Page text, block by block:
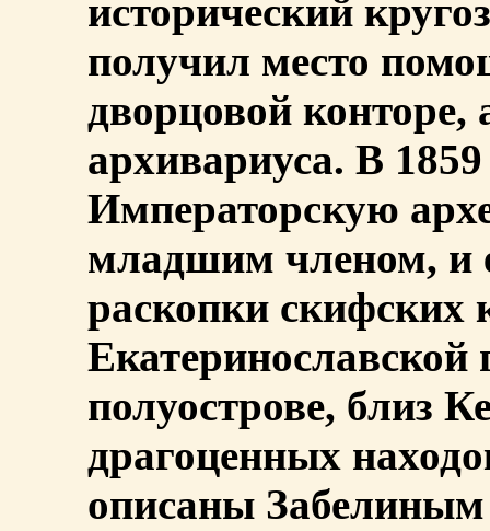
исторический
получил место
дворцовой конторе,
архивариуса. В
Императорскую
младшим членом, и
раскопки скифских
полуострове, близ
драгоценных
описаны